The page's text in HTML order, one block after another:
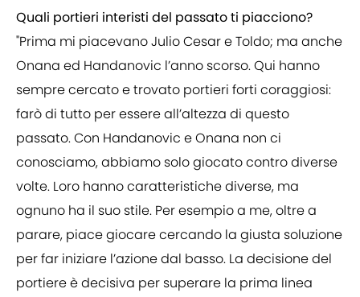
Quali portieri interisti del passato ti piacciono?
"Prima mi piacevano Julio Cesar e Toldo; ma anche
Onana ed Handanovic l’anno scorso. Qui hanno
sempre cercato e trovato portieri forti coraggiosi:
farò di tutto per essere all’altezza di questo
passato. Con Handanovic e Onana non ci
conosciamo, abbiamo solo giocato contro diverse
volte. Loro hanno caratteristiche diverse, ma
ognuno ha il suo stile. Per esempio a me, oltre a
parare, piace giocare cercando la giusta soluzione
per far iniziare l’azione dal basso. La decisione del
portiere è decisiva per superare la prima linea